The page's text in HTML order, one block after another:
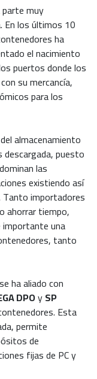
muy
En los últimos 10
ha
el nacimiento
puertos donde los
su mercancía,
para los
almacenamiento
descargada, puesto
las
existiendo así
Tanto importadores
ahorrar tiempo,
una
tanto
ha aliado con
DPOySP
Esta
permite
de
fijas de PC y